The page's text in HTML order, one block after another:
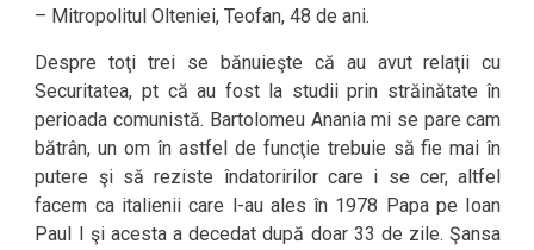
– Mitropolitul Olteniei, Teofan, 48 de ani.
Despre toţi trei se bănuieşte că au avut relaţii cu
Securitatea, pt că au fost la studii prin străinătate în
perioada comunistă. Bartolomeu Anania mi se pare cam
bătrân, un om în astfel de funcţie trebuie să fie mai în
putere şi să reziste îndatoririlor care i se cer, altfel
facem ca italienii care l-au ales în 1978 Papa pe Ioan
Paul I şi acesta a decedat după doar 33 de zile. Şansa